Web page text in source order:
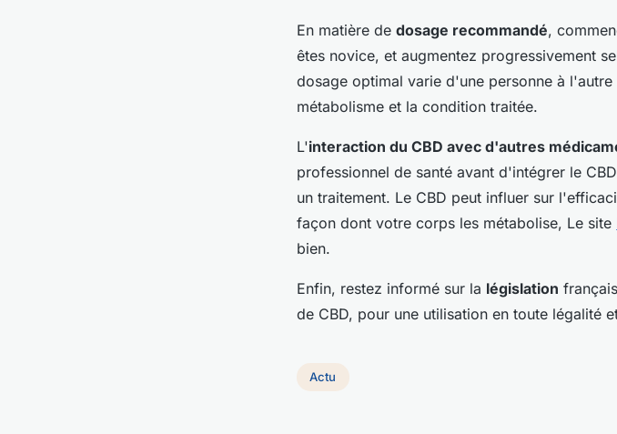
En matière de dosage recommandé,
êtes novice, et augmentez progressivement
dosage optimal varie d'une personne à
métabolisme et la condition traitée.
L'interaction du CBD avec d'autres
professionnel de santé avant d'intégrer le
un traitement. Le CBD peut influer sur
façon dont votre corps les métabolise, Le site
bien.
Enfin, restez informé sur la législation
de CBD, pour une utilisation en toute légalité
Actu